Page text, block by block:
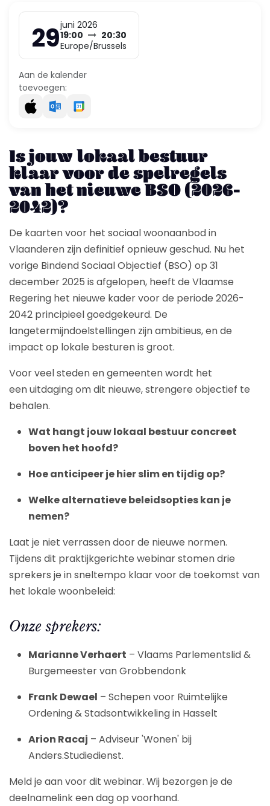
29juni 2026
19:00
20:30
Europe/Brussels
Aan de kalender
toevoegen:
Is jouw lokaal bestuur
klaar voor de spelregels
van het nieuwe BSO (2026-
2042)?
De kaarten voor het sociaal woonaanbod in
Vlaanderen zijn definitief opnieuw geschud. Nu het
vorige Bindend Sociaal Objectief (BSO) op 31
december 2025 is afgelopen, heeft de Vlaamse
Regering het nieuwe kader voor de periode 2026-
2042 principieel goedgekeurd. De
langetermijndoelstellingen zijn ambitieus, en de
impact op lokale besturen is groot.
Voor veel steden en gemeenten wordt het
een uitdaging om dit nieuwe, strengere objectief te
behalen.
Wat hangt jouw lokaal bestuur concreet
boven het hoofd?
Hoe anticipeer je hier slim en tijdig op?
Welke alternatieve beleidsopties kan je
nemen?
Laat je niet verrassen door de nieuwe normen.
Tijdens dit praktijkgerichte webinar stomen drie
sprekers je in sneltempo klaar voor de toekomst van
het lokale woonbeleid:
Onze sprekers:
Marianne Verhaert – Vlaams Parlementslid &
Burgemeester van Grobbendonk
Frank Dewael – Schepen voor Ruimtelijke
Ordening & Stadsontwikkeling in Hasselt
Arion Racaj – Adviseur 'Wonen' bij
Anders.Studiedienst.
Meld je aan voor dit webinar. Wij bezorgen je de
deelnamelink een dag op voorhand.